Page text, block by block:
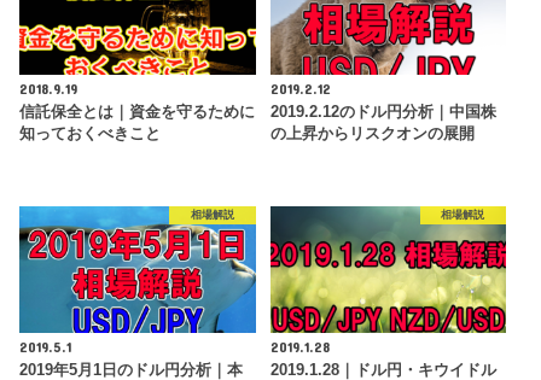
2018.9.19
信託保全とは｜資金を守るために
知っておくべきこと
2019.2.12
2019.2.12のドル円分析｜中国株
の上昇からリスクオンの展開
相場解説
2019.5.1
2019年5月1日のドル円分析｜本
相場解説
2019.1.28
2019.1.28｜ドル円・キウイドル